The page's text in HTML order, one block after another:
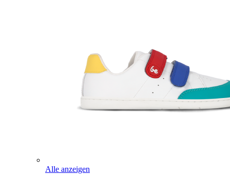
Alle anzeigen